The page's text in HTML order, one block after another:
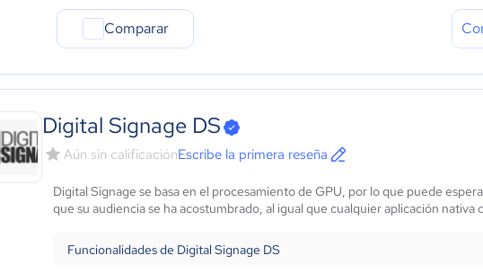
Comparar
Digital Signage DS
Aún sin calificaciónEscribe la primera reseña
Digital Signage se basa en el procesamiento de GPU, por lo que puede
que su audiencia se ha acostumbrado, al igual que cualquier aplicación nativa
Funcionalidades de Digital Signage DS